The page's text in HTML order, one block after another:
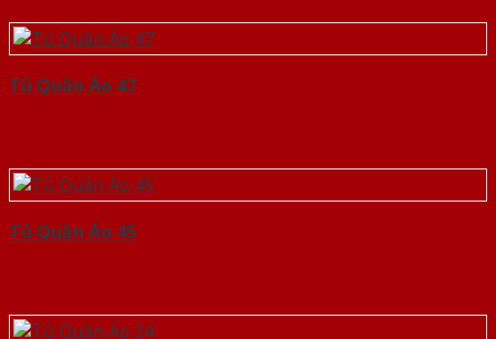
Tủ Quần Áo 47
Tủ Quần Áo 45